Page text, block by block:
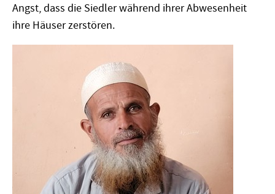
Angst, dass die Siedler während ihrer Abwesenheit
ihre Häuser zerstören.